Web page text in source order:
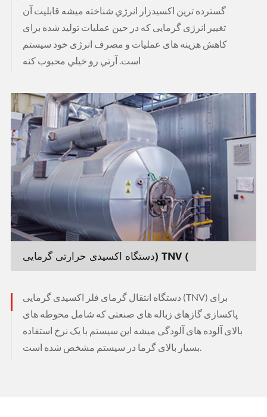
گسترده ترين اکسيدزار انرژي شناخته ميشه قابلیت آن
تغییر انرژی گرمایی که در حین عملیات تولید شده برای
کاهش هزینه های عملیات و مصرف انرژی خود سیستم
است. آرتي رو خيلي محبوب کنه
دستگاه اکسیدی حرارتی گرمایی) TNV (
دستگاه انتقال گرمای فلز اکسیدی گرمایی (TNV) برای
پاکسازی گازهای زباله های صنعتی که شامل محوطه های
بالای آلوده های آلودگی میشه این سیستم با یک نرخ استفاده